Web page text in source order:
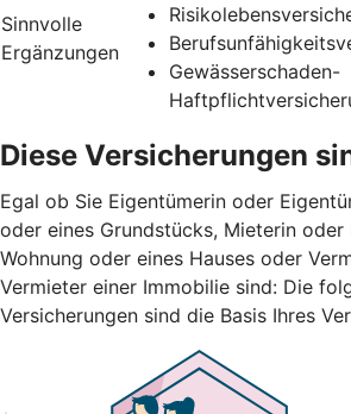
Sinnvolle
Ergänzungen
Gewässerschaden-
Diese Versicherungen
Egal ob Sie Eigentümerin oder
oder eines Grundstücks, Mieterin oder
Wohnung oder eines Hauses oder
Vermieter einer Immobilie sind: Die
Versicherungen sind die Basis Ihres